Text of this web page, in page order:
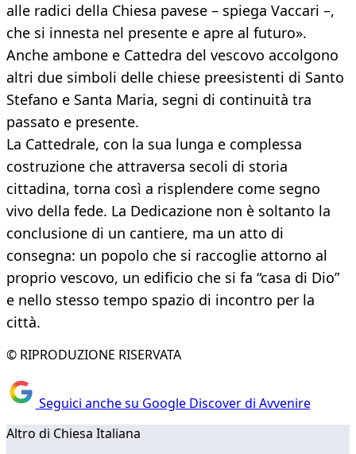
alle radici della Chiesa pavese – spiega Vaccari –,
che si innesta nel presente e apre al futuro».
Anche ambone e Cattedra del vescovo accolgono
altri due simboli delle chiese preesistenti di Santo
Stefano e Santa Maria, segni di continuità tra
passato e presente.
La Cattedrale, con la sua lunga e complessa
costruzione che attraversa secoli di storia
cittadina, torna così a risplendere come segno
vivo della fede. La Dedicazione non è soltanto la
conclusione di un cantiere, ma un atto di
consegna: un popolo che si raccoglie attorno al
proprio vescovo, un edificio che si fa “casa di Dio”
e nello stesso tempo spazio di incontro per la
città.
© RIPRODUZIONE RISERVATA
Seguici anche su Google Discover di Avvenire
Altro di Chiesa Italiana